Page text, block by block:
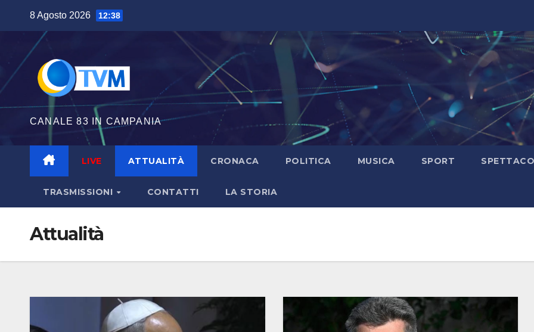
contenuto
8 Agosto 2026 12:38
CANALE 83 IN CAMPANIA
LIVE ATTUALITÀ CRONACA POLITICA MUSICA SPORT
TRASMISSIONI CONTATTI LA STORIA
Attualità